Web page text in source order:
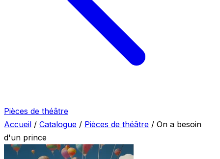
Pièces de théâtre
Accueil / Catalogue / Pièces de théâtre / On a besoin
d'un prince